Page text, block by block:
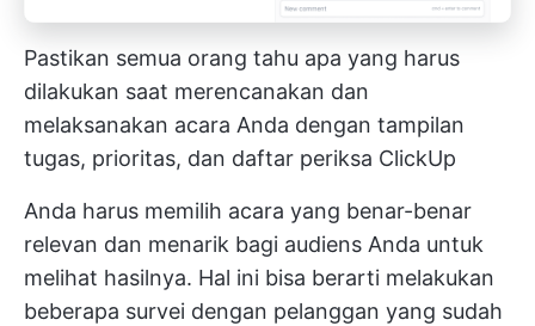
Pastikan semua orang tahu apa yang harus
dilakukan saat merencanakan dan
melaksanakan acara Anda dengan tampilan
tugas, prioritas, dan daftar periksa ClickUp
Anda harus memilih acara yang benar-benar
relevan dan menarik bagi audiens Anda untuk
melihat hasilnya. Hal ini bisa berarti melakukan
beberapa survei dengan pelanggan yang sudah